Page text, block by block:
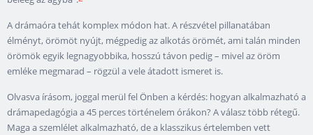
A drámaóra tehát komplex módon hat. A részvétel pillanatában
élményt, örömöt nyújt, mégpedig az alkotás örömét, ami talán minden
örömök egyik legnagyobbika, hosszú távon pedig – mivel az öröm
emléke megmarad – rögzül a vele átadott ismeret is.
Olvasva írásom, joggal merül fel Önben a kérdés: hogyan alkalmazható a
drámapedagógia a 45 perces történelem órákon? A válasz több rétegű.
Maga a szemlélet alkalmazható, de a klasszikus értelemben vett